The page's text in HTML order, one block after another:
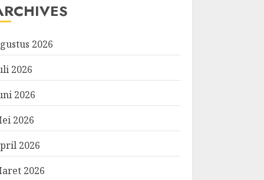
2026
2026
2026
2026
2026
2026